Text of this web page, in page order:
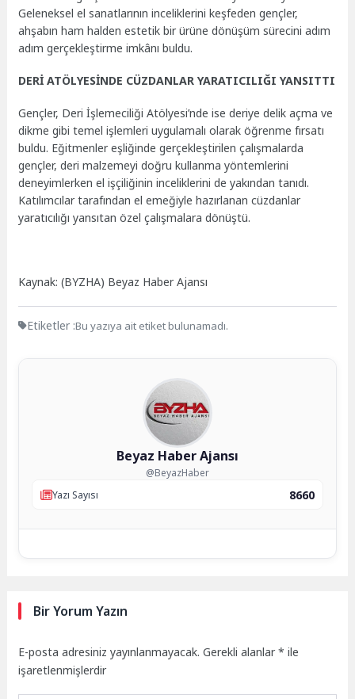
Geleneksel el sanatlarının inceliklerini keşfeden gençler,
ahşabın ham halden estetik bir ürüne dönüşüm sürecini adım
adım gerçekleştirme imkânı buldu.
DERİ ATÖLYESİNDE CÜZDANLAR YARATICILIĞI YANSITTI
Gençler, Deri İşlemeciliği Atölyesi’nde ise deriye delik açma ve
dikme gibi temel işlemleri uygulamalı olarak öğrenme fırsatı
buldu. Eğitmenler eşliğinde gerçekleştirilen çalışmalarda
gençler, deri malzemeyi doğru kullanma yöntemlerini
deneyimlerken el işçiliğinin inceliklerini de yakından tanıdı.
Katılımcılar tarafından el emeğiyle hazırlanan cüzdanlar
yaratıcılığı yansıtan özel çalışmalara dönüştü.
Kaynak: (BYZHA) Beyaz Haber Ajansı
Etiketler :Bu yazıya ait etiket bulunamadı.
Beyaz Haber Ajansı
@BeyazHaber
Yazı Sayısı
8660
Bir Yorum Yazın
E-posta adresiniz yayınlanmayacak. Gerekli alanlar* ile
işaretlenmişlerdir